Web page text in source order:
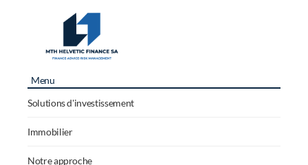
Menu
Solutions d'investissement
Immobilier
Notre approche